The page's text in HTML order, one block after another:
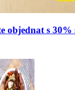
objednat s 30%